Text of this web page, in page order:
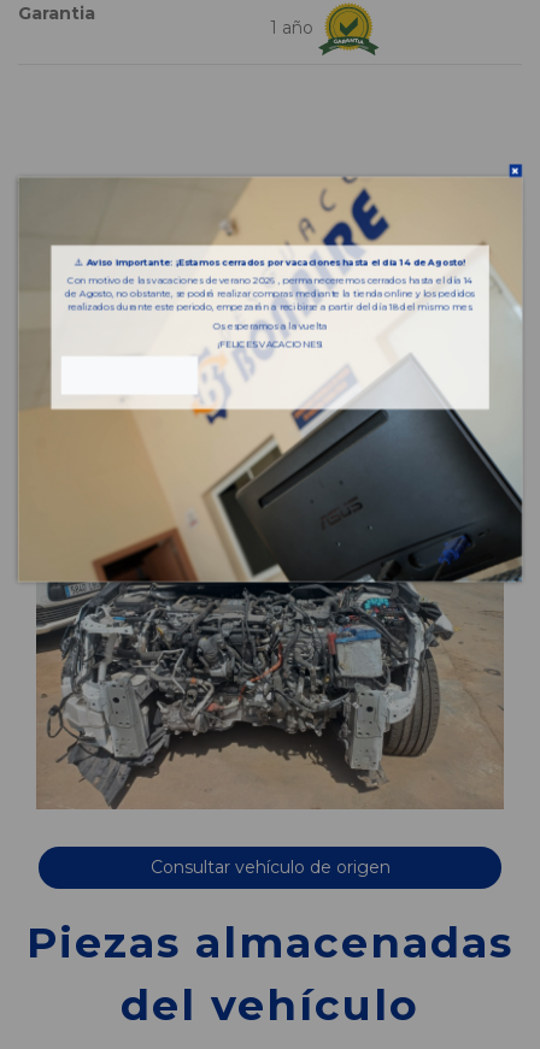
Garantia
1 año
Vehículo de origen
Consultar vehículo de origen
Piezas almacenadas
del vehículo
⚠️Aviso importante: ¡Estamos cerrados por vacaciones hasta el día 14 de Agosto!
Con motivo de las vacaciones de verano 2026 , permaneceremos cerrados hasta el día 14
de Agosto, no obstante, se podrá realizar compras mediante la tienda online y los pedidos
realizados durante este periodo, empezarán a recibirse a partir del día 18 del mismo mes.
Os esperamos a la vuelta
¡FELICES VACACIONES!